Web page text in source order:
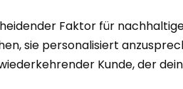
Faktor für
sie personalisiert
Kunde, der